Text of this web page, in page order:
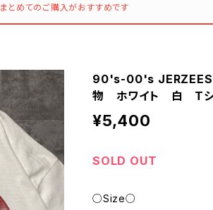
まとめてのご購入がおすすめです
90's-00's JERZEES
物 ホワイト 白 Tシ
¥5,400
SOLD OUT
○Size○